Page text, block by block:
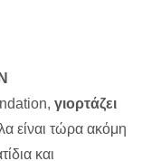
γιορτάζει
είναι τώρα ακόμη
και